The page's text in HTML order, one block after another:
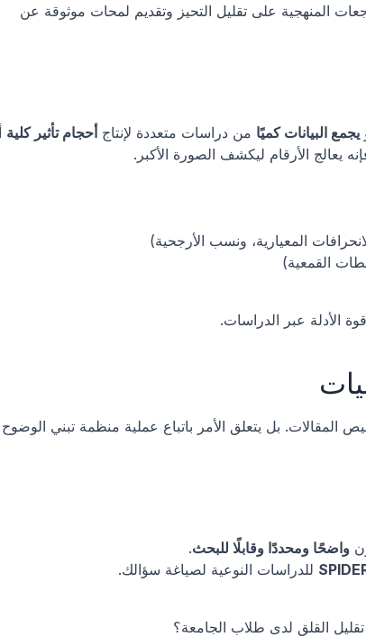
يجمع البيانات كميًا من دراسات متعددة لإنتاج أحجام تأثير كلية
يعالج الأرقام ليكشف الصورة الأكبر.
المعيارية، ونسب الأرجحية)
القمعية)
الأدلة عبر الدراسات.
واضحًا ومحددًا وقابلًا للبحث.
للدراسات النوعية لصياغة سؤالك.
تقليل القلق لدى طلاب الجامعة؟